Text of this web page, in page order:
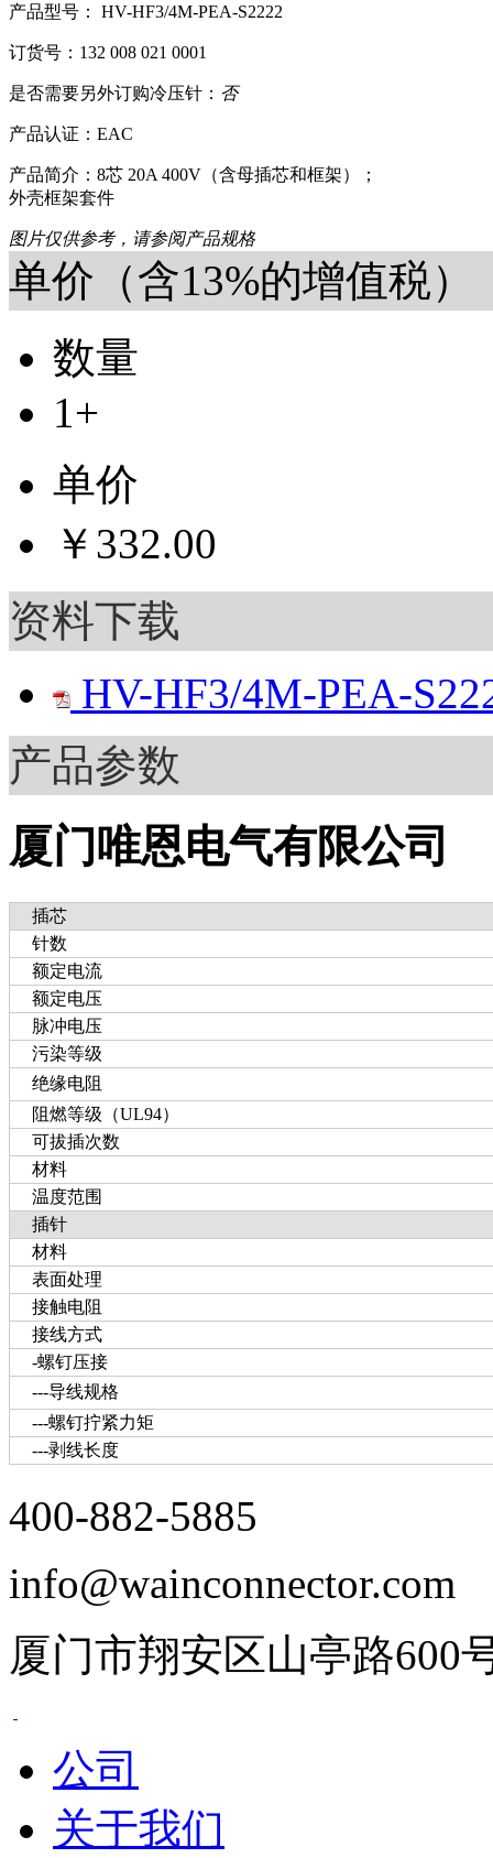
产品型号： HV-HF3/4M-PEA-S2222
订货号：132 008 021 0001
是否需要另外订购冷压针： 否
产品认证：EAC
产品简介：8芯 20A 400V（含母插芯和框架）；
外壳框架套件
图片仅供参考，请参阅产品规格
单价（含13%的增值税）
数量
1+
单价
￥332.00
资料下载
HV-HF3/4M-PEA-
产品参数
插芯
针数
额定电流
额定电压
脉冲电压
污染等级
绝缘电阻
阻燃等级（UL94）
可拔插次数
材料
温度范围
插针
材料
表面处理
接触电阻
接线方式
-螺钉压接
---导线规格
---螺钉拧紧力矩
---剥线长度
厦门唯恩电气有限公司
400-882-5885
info@wainconnector.com
厦门市翔安区山亭路600
公司
关于我们